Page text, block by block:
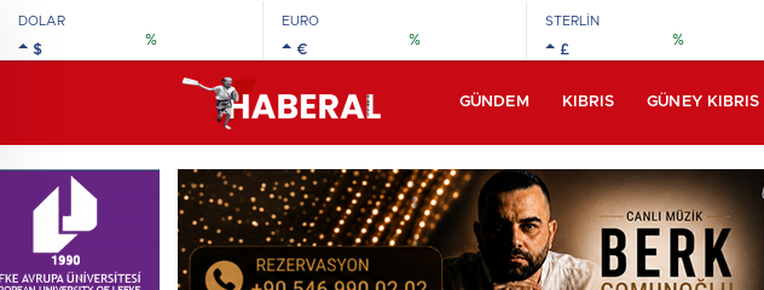
DOLAR
$
%
EURO
€
%
STERLİN
£
%
GÜNDEM KIBRIS GÜNEY KIBRIS